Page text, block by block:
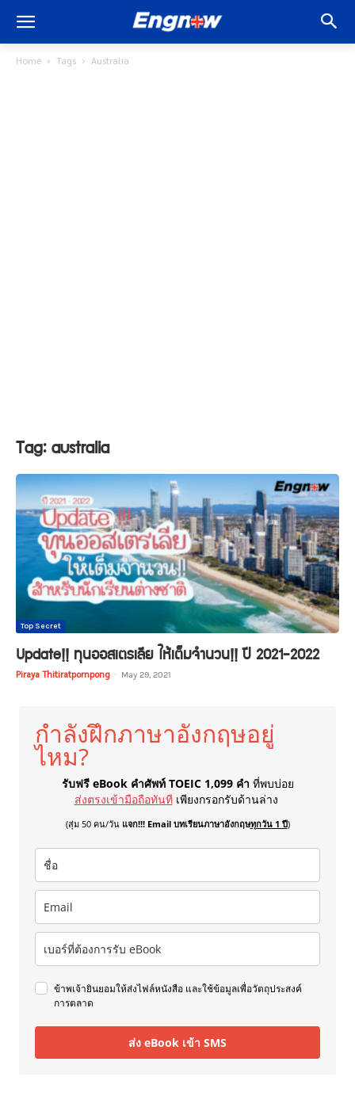
Home Tags Australia
Tag: australia
Top Secret
Update!! ทุนออสเตรเลีย ให้เต็มจำนวน!! ปี 2021-2022
Piraya Thitiratpornpong - May 29, 2021
กำลังฝึกภาษาอังกฤษอยู่
ไหม?
รับฟรี eBook คำศัพท์ TOEIC 1,099 คำ ที่พบบ่อย
ส่งตรงเข้ามือถือทันที เพียงกรอกรับด้านล่าง
(สุ่ม 50 คน/วัน แจก!!! Email บทเรียนภาษาอังกฤษทุกวัน 1 ปี)
ข้าพเจ้ายินยอมให้ส่งไฟล์หนังสือ และใช้ข้อมูลเพื่อวัตถุประสงค์
การตลาด
ส่ง eBook เข้า SMS